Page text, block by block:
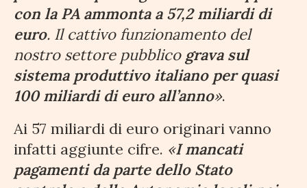
con la PA ammonta a 57,2 miliardi di
euro. Il cattivo funzionamento del
nostro settore pubblicograva sul
sistema produttivo italiano per quasi
100 miliardi di euro all’anno».
Ai 57 miliardi di euro originari vanno
infatti aggiunte cifre. «I mancati
pagamenti da parte dello Stato